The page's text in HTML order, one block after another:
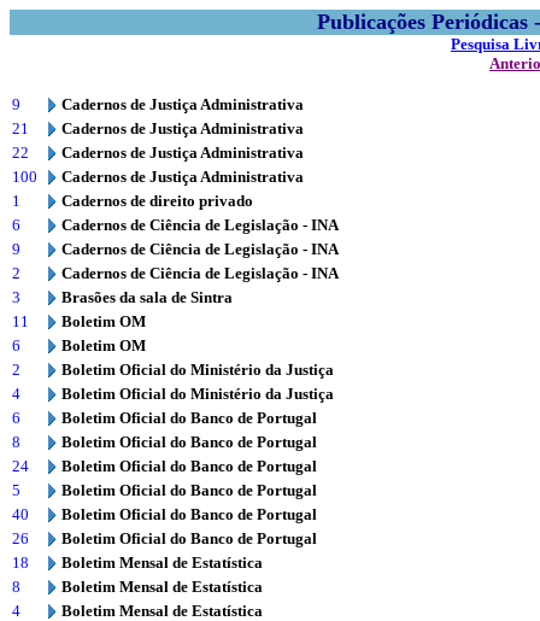
Publicações
Pesquisa
9
Cadernos de Justiça Administrativa
21
Cadernos de Justiça Administrativa
22
Cadernos de Justiça Administrativa
100
Cadernos de Justiça Administrativa
1
Cadernos de direito privado
6
Cadernos de Ciência de Legislação - INA
9
Cadernos de Ciência de Legislação - INA
2
Cadernos de Ciência de Legislação - INA
3
Brasões da sala de Sintra
11
Boletim OM
6
Boletim OM
2
Boletim Oficial do Ministério da Justiça
4
Boletim Oficial do Ministério da Justiça
6
Boletim Oficial do Banco de Portugal
8
Boletim Oficial do Banco de Portugal
24
Boletim Oficial do Banco de Portugal
5
Boletim Oficial do Banco de Portugal
40
Boletim Oficial do Banco de Portugal
26
Boletim Oficial do Banco de Portugal
18
Boletim Mensal de Estatística
8
Boletim Mensal de Estatística
4
Boletim Mensal de Estatística